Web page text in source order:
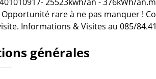
rare à ne pas manquer !
Informations & Visites au 085/
générales